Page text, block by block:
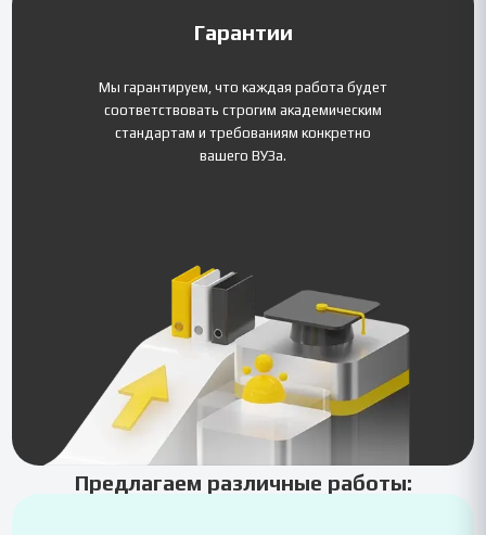
Гарантии
Мы гарантируем, что каждая работа будет
соответствовать строгим академическим
стандартам и требованиям конкретно
вашего ВУЗа.
Предлагаем различные работы: